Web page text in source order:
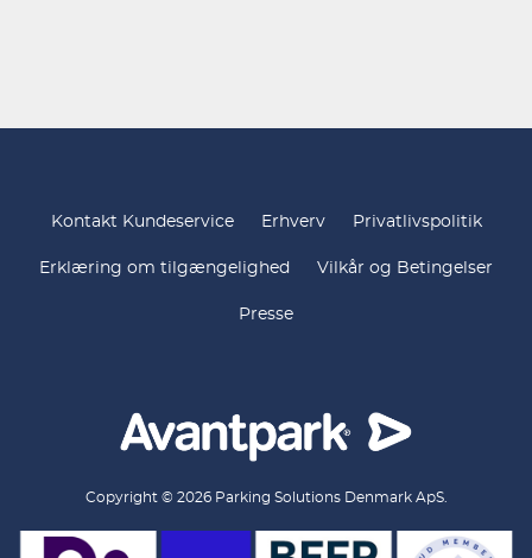
Kontakt Kundeservice Erhverv Privatlivspolitik
Erklæring om tilgængelighed Vilkår og Betingelser
Presse
Copyright © 2026 Parking Solutions Denmark ApS.